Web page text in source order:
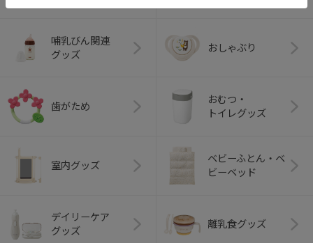
哺乳びん関連
グッズ
おしゃぶり
歯がため
おむつ・
トイレグッズ
室内グッズ
ベビーふとん・ベ
ビーベッド
デイリーケア
グッズ
離乳食グッズ